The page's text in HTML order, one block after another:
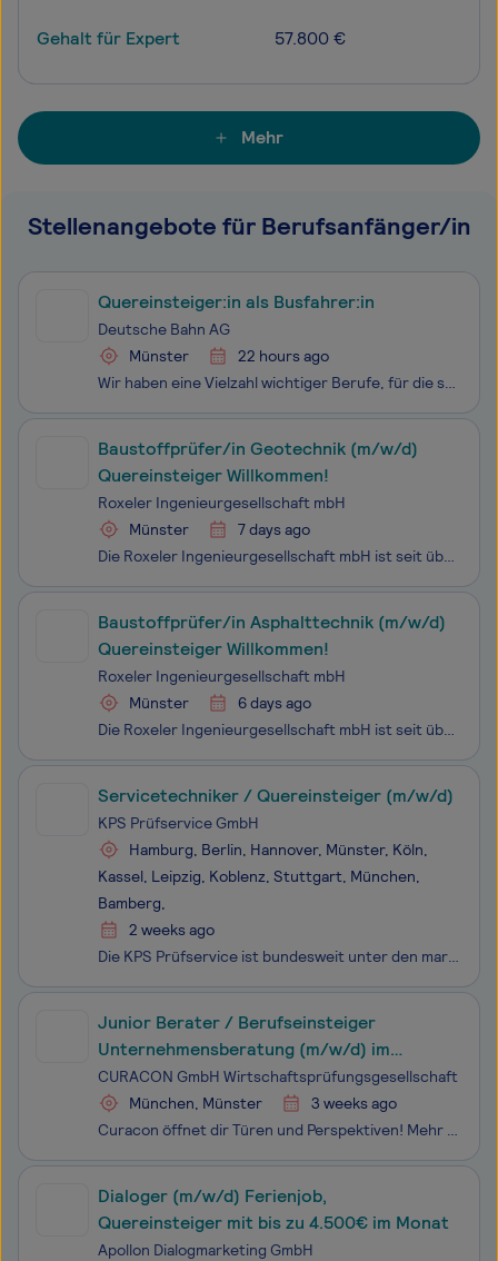
Gehalt für Expert 57.800 €
Mehr
Stellenangebote für Berufsanfänger/in
Quereinsteiger:in als Busfahrer:in
Deutsche Bahn AG
Münster
22 hours ago
Wir haben eine Vielzahl wichtiger Berufe, für die spezielles Wissen notwendig ist. Deswegen setzen wir auf Menschen, die sich beruflich neu orientieren und entwickeln möchten, z. B. nach einer Elternzeit. Bereits während der Umschulung bekommst du ein attraktives Gehalt. Nach dem Quereinstieg arbeit
Baustoffprüfer/in Geotechnik (m/w/d)
Quereinsteiger Willkommen!
Roxeler Ingenieurgesellschaft mbH
Münster
7 days ago
Die Roxeler Ingenieurgesellschaft mbH ist seit über fünf Jahrzehnten ein erfahrener Partner im Bauwesen und bietet nachhaltige, ganzheitliche Lösungen für komplexe Planungsaufgaben. Mit Expertise im Hoch-, Tief-, Ingenieur- und Straßenbau sowie im Baustoffprüfwesen und der Bauwerkserhaltung steht Ro
Baustoffprüfer/in Asphalttechnik (m/w/d)
Quereinsteiger Willkommen!
Roxeler Ingenieurgesellschaft mbH
Münster
6 days ago
Die Roxeler Ingenieurgesellschaft mbH ist seit über fünf Jahrzehnten ein erfahrener Partner im Bauwesen und bietet nachhaltige, ganzheitliche Lösungen für komplexe Planungsaufgaben. Mit Expertise im Hoch-, Tief-, Ingenieur- und Straßenbau sowie im Baustoffprüfwesen und der Bauwerkserhaltung steht Ro
Servicetechniker / Quereinsteiger (m/w/d)
KPS Prüfservice GmbH
Hamburg, Berlin, Hannover, Münster, Köln,
Kassel, Leipzig, Koblenz, Stuttgart, München,
Bamberg,
2 weeks ago
Die KPS Prüfservice ist bundesweit unter den marktführenden Unternehmen im Bereich elektrische Betriebsmittelprüfungen. Im Mittelpunkt steht die Prüfung ortsveränderlicher Betriebsmittel sowie ortsfester Anlagen und Maschinen. Darüber hinaus umfasst das Leistungsangebot die Prüfung von Aufzügen, Kra
Junior Berater / Berufseinsteiger
Unternehmensberatung (m/w/d) im
Bereich IT-Strategie und IT-Management
CURACON GmbH Wirtschaftsprüfungsgesellschaft
München, Münster
3 weeks ago
Curacon öffnet dir Türen und Perspektiven! Mehr als 550 hochqualifizierte Mitarbeiterinnen und Mitarbeiter, 14 Standorte, eine der 20 größten Prüfungsgesellschaften Deutschlands und Top 3 in der Branche Gesundheits- und Sozialwirtschaft. Was uns aber vor allem auszeichnet: Wir sind EIN TEAM Curacon
Dialoger (m/w/d) Ferienjob,
Quereinsteiger mit bis zu 4.500€ im Monat
Apollon Dialogmarketing GmbH